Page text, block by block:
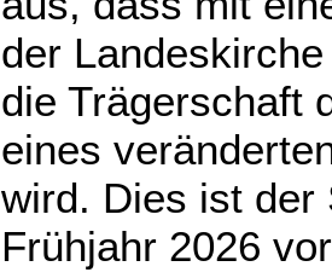
der
die Trägerschaft
eines
wird. Dies ist der
Frühjahr 2026